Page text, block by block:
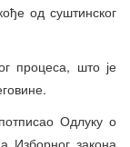
од суштинског
процеса, што је
Одлуку о